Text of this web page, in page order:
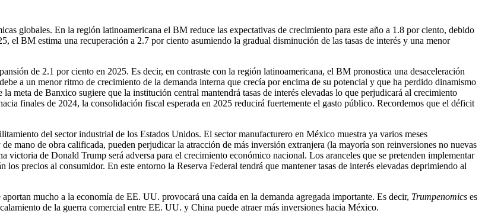
globales. En la región latinoamericana el BM reduce las expectativas de crecimiento para este año a 1.8 por ciento, debido
el BM estima una recuperación a 2.7 por ciento asumiendo la gradual disminución de las tasas de interés y una menor
de 2.1 por ciento en 2025. Es decir, en contraste con la región latinoamericana, el BM pronostica una desaceleración
a un menor ritmo de crecimiento de la demanda interna que crecía por encima de su potencial y que ha perdido dinamismo
meta de Banxico sugiere que la institución central mantendrá tasas de interés elevadas lo que perjudicará al crecimiento
finales de 2024, la consolidación fiscal esperada en 2025 reducirá fuertemente el gasto público. Recordemos que el déficit
del sector industrial de los Estados Unidos. El sector manufacturero en México muestra ya varios meses
mano de obra calificada, pueden perjudicar la atracción de más inversión extranjera (la mayoría son reinversiones no nuevas
de Donald Trump será adversa para el crecimiento económico nacional. Los aranceles que se pretenden implementar
precios al consumidor. En este entorno la Reserva Federal tendrá que mantener tasas de interés elevadas deprimiendo al
mucho a la economía de EE. UU. provocará una caída en la demanda agregada importante. Es decir, Trumpenomics es
de la guerra comercial entre EE. UU. y China puede atraer más inversiones hacia México.